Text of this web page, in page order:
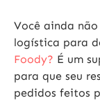
Você ainda
logística para
Foody? É um
para que seu
pedidos feitos